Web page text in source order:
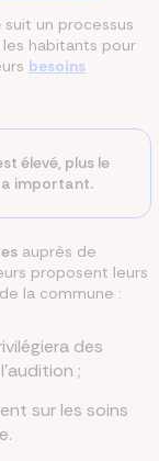
suit un processus
habitants pour
besoins
élevé, plus le
important.
auprès de
proposent leurs
la commune :
des
;
sur les soins